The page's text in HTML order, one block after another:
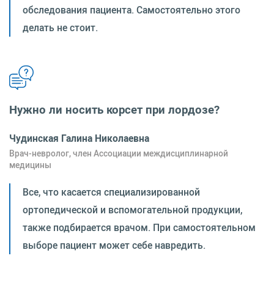
обследования пациента. Самостоятельно этого
делать не стоит.
Нужно ли носить корсет при лордозе?
Чудинская Галина Николаевна
Врач-невролог, член Ассоциации междисциплинарной
медицины
Все, что касается специализированной
ортопедической и вспомогательной продукции,
также подбирается врачом. При самостоятельном
выборе пациент может себе навредить.